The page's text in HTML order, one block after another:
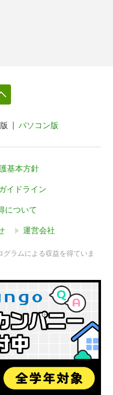
パソコン版
基本方針
イドライン
について
運営会社
ラムによる収益を得ていま